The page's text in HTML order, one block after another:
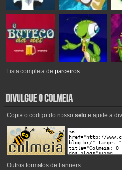
Lista completa deparceiros.
Copie o código do nosso seloe ajude a
Outros formatos de banners.